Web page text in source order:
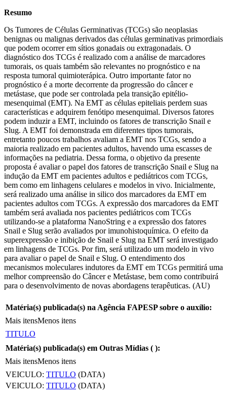
Resumo
Os Tumores de Células Germinativas (TCGs) são neoplasias
benignas ou malignas derivados das células germinativas primordiais
que podem ocorrer em sítios gonadais ou extragonadais. O
diagnóstico dos TCGs é realizado com a análise de marcadores
tumorais, os quais também são relevantes no prognóstico e na
resposta tumoral quimioterápica. Outro importante fator no
prognóstico é a morte decorrente da progressão do câncer e
metástase, que pode ser controlada pela transição epitélio-
mesenquimal (EMT). Na EMT as células epiteliais perdem suas
características e adquirem fenótipo mesenquimal. Diversos fatores
podem induzir a EMT, incluindo os fatores de transcrição Snail e
Slug. A EMT foi demonstrada em diferentes tipos tumorais,
entretanto poucos trabalhos avaliam a EMT nos TCGs, sendo a
maioria realizado em pacientes adultos, havendo uma escasses de
informações na pediatria. Dessa forma, o objetivo da presente
proposta é avaliar o papel dos fatores de transcrição Snail e Slug na
indução da EMT em pacientes adultos e pediátricos com TCGs,
bem como em linhagens celulares e modelos in vivo. Inicialmente,
será realizado uma análise in silico dos marcadores da EMT em
pacientes adultos com TCGs. A expressão dos marcadores da EMT
também será avaliada nos pacientes pediátricos com TCGs
utilizando-se a plataforma NanoString e a expressão dos fatores
Snail e Slug serão avaliados por imunohistoquímica. O efeito da
superexpressão e inibição de Snail e Slug na EMT será investigado
em linhagens de TCGs. Por fim, será utilizado um modelo in vivo
para avaliar o papel de Snail e Slug. O entendimento dos
mecanismos moleculares indutores da EMT em TCGs permitirá uma
melhor compreensão do Câncer e Metástase, bem como contribuirá
para o desenvolvimento de novas abordagens terapêuticas. (AU)
Matéria(s) publicada(s) na Agência FAPESP sobre o auxílio:
Mais itensMenos itens
TITULO
Matéria(s) publicada(s) em Outras Mídias ( ):
Mais itensMenos itens
VEICULO: TITULO (DATA)
VEICULO: TITULO (DATA)